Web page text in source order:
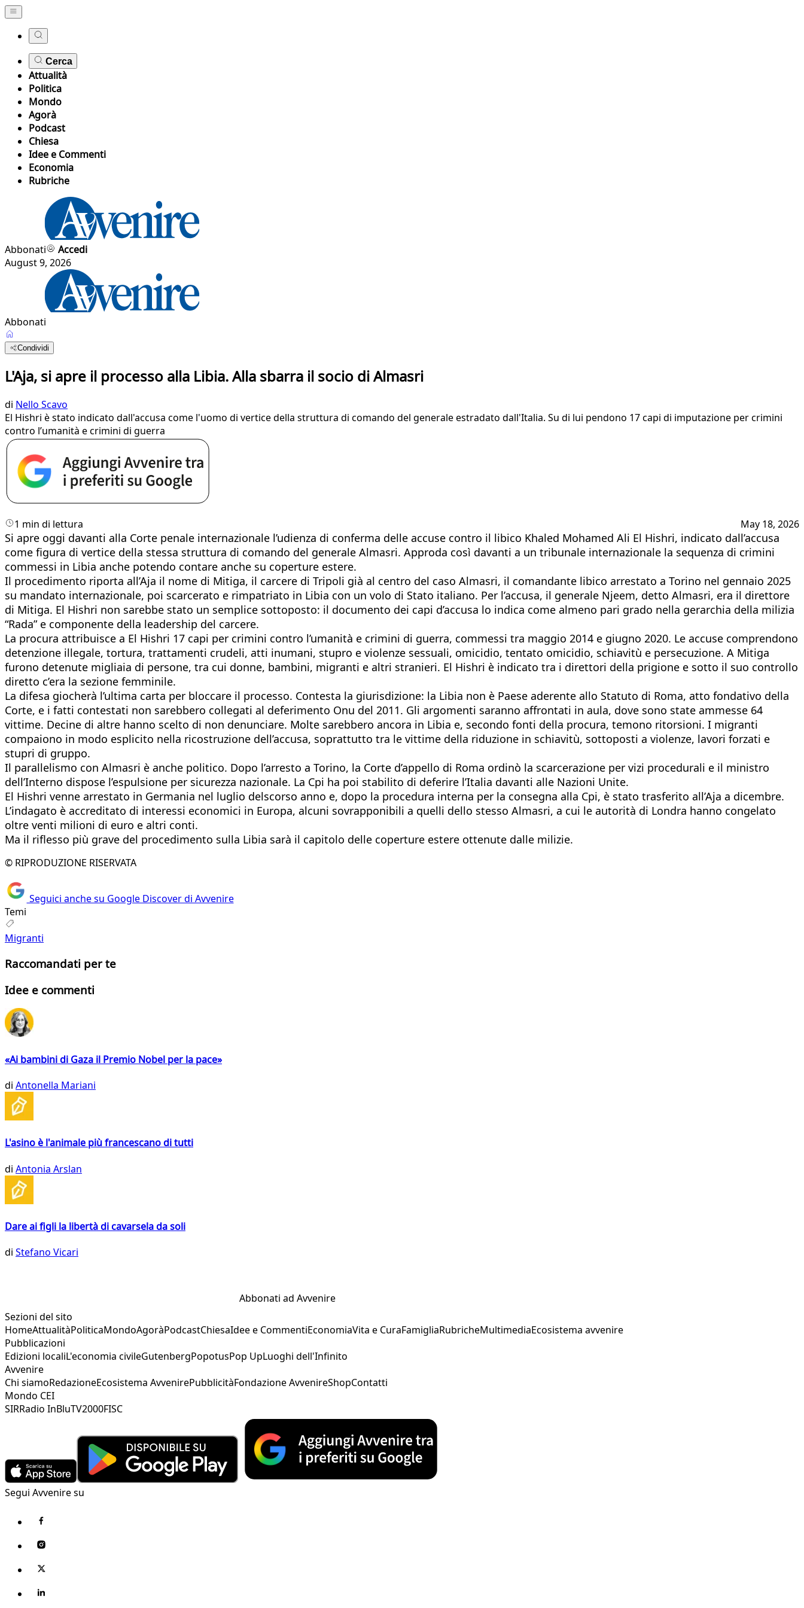
Cerca
Attualità
Politica
Mondo
Agorà
Podcast
Chiesa
Idee e Commenti
Economia
Rubriche
Abbonati
Accedi
August 9, 2026
Abbonati
Condividi
L'Aja, si apre il processo alla Libia. Alla sbarra il socio di Almasri
di Nello Scavo
El Hishri è stato indicato dall'accusa come l'uomo di vertice della struttura di comando del generale estradato dall'Italia. Su di lui pendono 17 capi di imputazione per crimini
contro l’umanità e crimini di guerra
1 min di lettura May 18, 2026
Si apre oggi davanti alla Corte penale internazionale l’udienza di conferma delle accuse contro il libico Khaled Mohamed Ali El Hishri, indicato dall’accusa
come figura di vertice della stessa struttura di comando del generale Almasri. Approda così davanti a un tribunale internazionale la sequenza di crimini
commessi in Libia anche potendo contare anche su coperture estere.
Il procedimento riporta all’Aja il nome di Mitiga, il carcere di Tripoli già al centro del caso Almasri, il comandante libico arrestato a Torino nel gennaio 2025
su mandato internazionale, poi scarcerato e rimpatriato in Libia con un volo di Stato italiano. Per l’accusa, il generale Njeem, detto Almasri, era il direttore
di Mitiga. El Hishri non sarebbe stato un semplice sottoposto: il documento dei capi d’accusa lo indica come almeno pari grado nella gerarchia della milizia
“Rada” e componente della leadership del carcere.
La procura attribuisce a El Hishri 17 capi per crimini contro l’umanità e crimini di guerra, commessi tra maggio 2014 e giugno 2020. Le accuse comprendono
detenzione illegale, tortura, trattamenti crudeli, atti inumani, stupro e violenze sessuali, omicidio, tentato omicidio, schiavitù e persecuzione. A Mitiga
furono detenute migliaia di persone, tra cui donne, bambini, migranti e altri stranieri. El Hishri è indicato tra i direttori della prigione e sotto il suo controllo
diretto c’era la sezione femminile.
La difesa giocherà l’ultima carta per bloccare il processo. Contesta la giurisdizione: la Libia non è Paese aderente allo Statuto di Roma, atto fondativo della
Corte, e i fatti contestati non sarebbero collegati al deferimento Onu del 2011. Gli argomenti saranno affrontati in aula, dove sono state ammesse 64
vittime. Decine di altre hanno scelto di non denunciare. Molte sarebbero ancora in Libia e, secondo fonti della procura, temono ritorsioni. I migranti
compaiono in modo esplicito nella ricostruzione dell’accusa, soprattutto tra le vittime della riduzione in schiavitù, sottoposti a violenze, lavori forzati e
stupri di gruppo.
Il parallelismo con Almasri è anche politico. Dopo l’arresto a Torino, la Corte d’appello di Roma ordinò la scarcerazione per vizi procedurali e il ministro
dell’Interno dispose l’espulsione per sicurezza nazionale. La Cpi ha poi stabilito di deferire l’Italia davanti alle Nazioni Unite.
El Hishri venne arrestato in Germania nel luglio delscorso anno e, dopo la procedura interna per la consegna alla Cpi, è stato trasferito all’Aja a dicembre.
L’indagato è accreditato di interessi economici in Europa, alcuni sovrapponibili a quelli dello stesso Almasri, a cui le autorità di Londra hanno congelato
oltre venti milioni di euro e altri conti.
Ma il riflesso più grave del procedimento sulla Libia sarà il capitolo delle coperture estere ottenute dalle milizie.
© RIPRODUZIONE RISERVATA
Seguici anche su Google Discover di Avvenire
Temi
Migranti
Raccomandati per te
Idee e commenti
«Ai bambini di Gaza il Premio Nobel per la pace»
di Antonella Mariani
L'asino è l'animale più francescano di tutti
di Antonia Arslan
Dare ai figli la libertà di cavarsela da soli
di Stefano Vicari
Abbonati ad Avvenire
Sezioni del sito
HomeAttualitàPoliticaMondoAgoràPodcastChiesaIdee e CommentiEconomiaVita e CuraFamigliaRubricheMultimediaEcosistema avvenire
Pubblicazioni
Edizioni localiL'economia civileGutenbergPopotusPop UpLuoghi dell'Infinito
Avvenire
Chi siamoRedazioneEcosistema AvvenirePubblicitàFondazione AvvenireShopContatti
Mondo CEI
SIRRadio InBluTV2000FISC
Segui Avvenire su